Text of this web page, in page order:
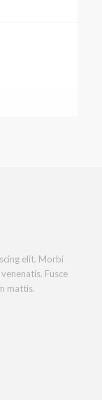
elit. Morbi
Fusce
mattis.